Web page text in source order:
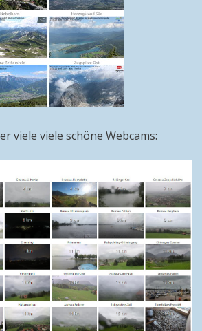
viele viele schöne Webcams: